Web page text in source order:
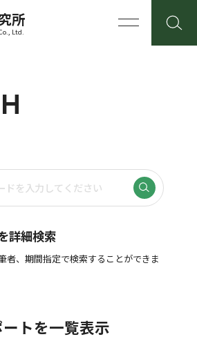
所
Ltd.
詳細検索
者、期間指定で検索することができま
トを一覧表示